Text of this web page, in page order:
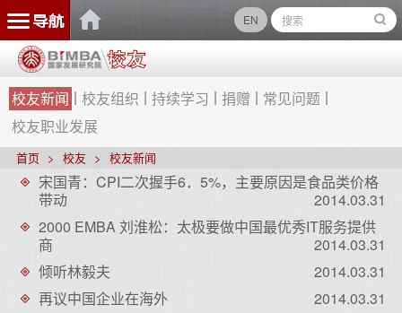
EN
校友新闻 校友组织 持续学习 捐赠
常见问题
校友职业发展
首页 校友 校友新闻
宋国青：CPI二次握手6．5%，主要原因是食品类价格
带动
2014.03.31
2000 EMBA 刘淮松：太极要做中国最优秀IT服务提供
商
2014.03.31
倾听林毅夫
2014.03.31
再议中国企业在海外
2014.03.31